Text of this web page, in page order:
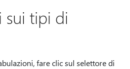
sui tipi di
fare clic sul selettore di